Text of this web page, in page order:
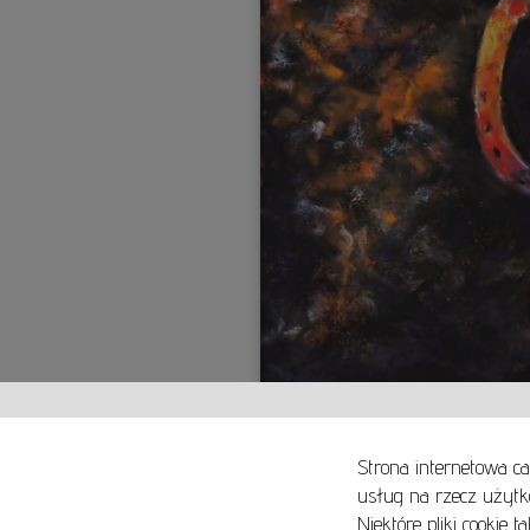
Strona internetowa
usług na rzecz
Niektóre pliki cookie